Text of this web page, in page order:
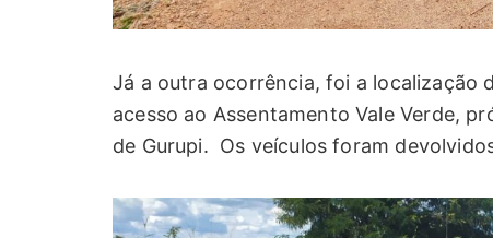
Já a outra ocorrência, foi a localização
acesso ao Assentamento Vale Verde,
de Gurupi. Os veículos foram